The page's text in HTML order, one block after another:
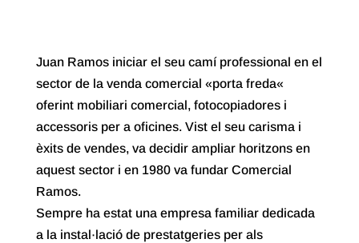
Juan Ramos iniciar el seu camí professional en el
sector de la venda comercial «porta freda«
oferint mobiliari comercial, fotocopiadores i
accessoris per a oficines. Vist el seu carisma i
èxits de vendes, va decidir ampliar horitzons en
aquest sector i en 1980 va fundar Comercial
Ramos.
Sempre ha estat una empresa familiar dedicada
a la instal·lació de prestatgeries per als